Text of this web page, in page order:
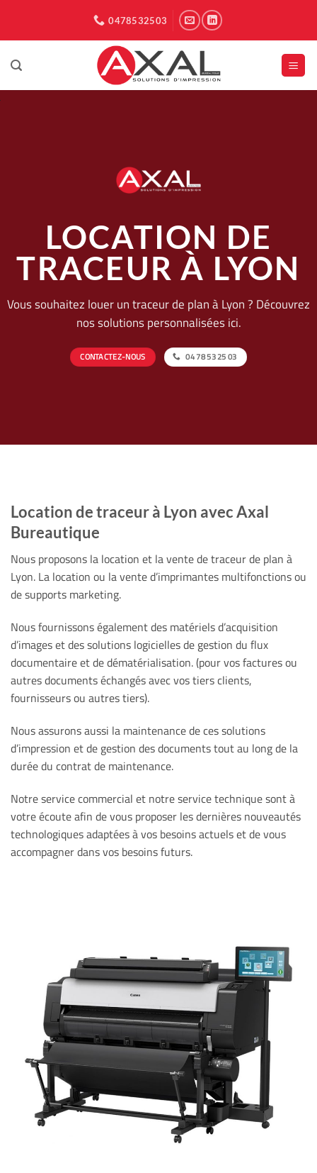
contenu
0478532503
LOCATION DE
TRACEUR À LYON
Vous souhaitez louer un traceur de plan à Lyon ? Découvrez
nos solutions personnalisées ici.
CONTACTEZ-NOUS 04 78 53 25 03
Location de traceur à Lyon avec Axal
Bureautique
Nous proposons la location et la vente de traceur de plan à
Lyon. La location ou la vente d’imprimantes multifonctions ou
de supports marketing.
Nous fournissons également des matériels d’acquisition
d’images et des solutions logicielles de gestion du flux
documentaire et de dématérialisation. (pour vos factures ou
autres documents échangés avec vos tiers clients,
fournisseurs ou autres tiers).
Nous assurons aussi la maintenance de ces solutions
d’impression et de gestion des documents tout au long de la
durée du contrat de maintenance.
Notre service commercial et notre service technique sont à
votre écoute afin de vous proposer les dernières nouveautés
technologiques adaptées à vos besoins actuels et de vous
accompagner dans vos besoins futurs.